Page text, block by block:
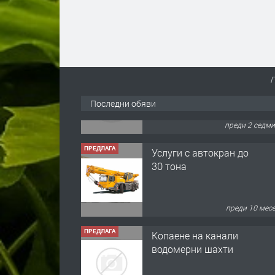
Последни обяви
Услуги с автокран до
Копаене на канали